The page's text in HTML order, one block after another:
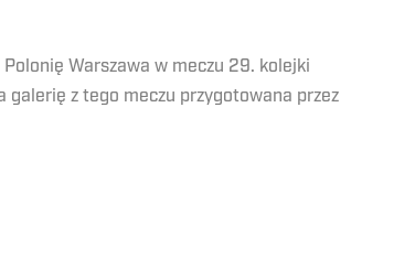
Polonię Warszawa w meczu 29. kolejki
galerię z tego meczu przygotowana przez